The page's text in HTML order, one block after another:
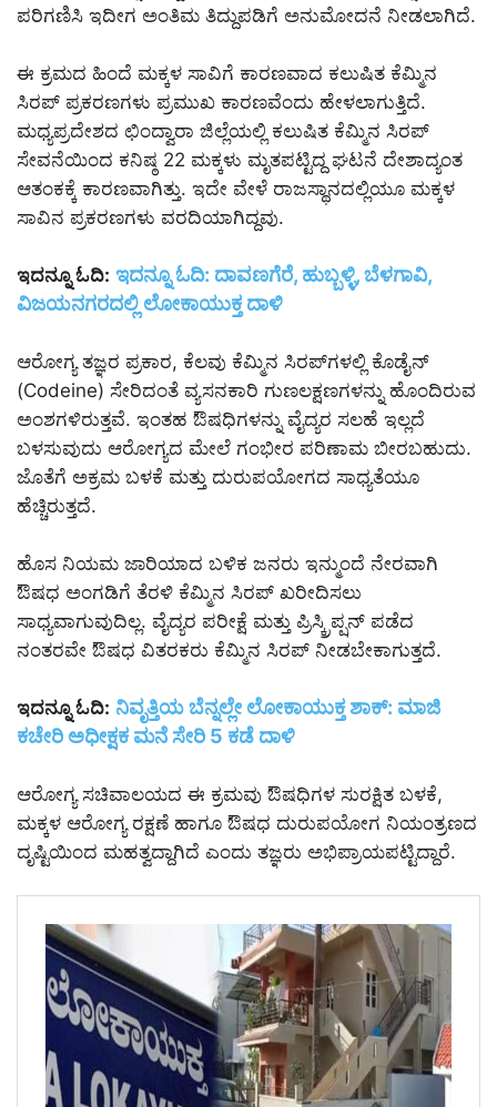
ಪರಿಗಣಿಸಿ ಇದೀಗ ಅಂತಿಮ ತಿದ್ದುಪಡಿಗೆ ಅನುಮೋದನೆ ನೀಡಲಾಗಿದೆ.
ಈ ಕ್ರಮದ ಹಿಂದೆ ಮಕ್ಕಳ ಸಾವಿಗೆ ಕಾರಣವಾದ ಕಲುಷಿತ ಕೆಮ್ಮಿನ
ಸಿರಪ್ ಪ್ರಕರಣಗಳು ಪ್ರಮುಖ ಕಾರಣವೆಂದು ಹೇಳಲಾಗುತ್ತಿದೆ.
ಮಧ್ಯಪ್ರದೇಶದ ಛಿಂದ್ವಾರಾ ಜಿಲ್ಲೆಯಲ್ಲಿ ಕಲುಷಿತ ಕೆಮ್ಮಿನ ಸಿರಪ್
ಸೇವನೆಯಿಂದ ಕನಿಷ್ಠ 22 ಮಕ್ಕಳು ಮೃತಪಟ್ಟಿದ್ದ ಘಟನೆ ದೇಶಾದ್ಯಂತ
ಆತಂಕಕ್ಕೆ ಕಾರಣವಾಗಿತ್ತು. ಇದೇ ವೇಳೆ ರಾಜಸ್ಥಾನದಲ್ಲಿಯೂ ಮಕ್ಕಳ
ಸಾವಿನ ಪ್ರಕರಣಗಳು ವರದಿಯಾಗಿದ್ದವು.
ಇದನ್ನೂ ಓದಿ: ಇದನ್ನೂ ಓದಿ: ದಾವಣಗೆರೆ, ಹುಬ್ಬಳ್ಳಿ, ಬೆಳಗಾವಿ,
ವಿಜಯನಗರದಲ್ಲಿ ಲೋಕಾಯುಕ್ತ ದಾಳಿ
ಆರೋಗ್ಯ ತಜ್ಞರ ಪ್ರಕಾರ, ಕೆಲವು ಕೆಮ್ಮಿನ ಸಿರಪ್‌ಗಳಲ್ಲಿ ಕೊಡೈನ್
(Codeine) ಸೇರಿದಂತೆ ವ್ಯಸನಕಾರಿ ಗುಣಲಕ್ಷಣಗಳನ್ನು ಹೊಂದಿರುವ
ಅಂಶಗಳಿರುತ್ತವೆ. ಇಂತಹ ಔಷಧಿಗಳನ್ನು ವೈದ್ಯರ ಸಲಹೆ ಇಲ್ಲದೆ
ಬಳಸುವುದು ಆರೋಗ್ಯದ ಮೇಲೆ ಗಂಭೀರ ಪರಿಣಾಮ ಬೀರಬಹುದು.
ಜೊತೆಗೆ ಅಕ್ರಮ ಬಳಕೆ ಮತ್ತು ದುರುಪಯೋಗದ ಸಾಧ್ಯತೆಯೂ
ಹೆಚ್ಚಿರುತ್ತದೆ.
ಹೊಸ ನಿಯಮ ಜಾರಿಯಾದ ಬಳಿಕ ಜನರು ಇನ್ಮುಂದೆ ನೇರವಾಗಿ
ಔಷಧ ಅಂಗಡಿಗೆ ತೆರಳಿ ಕೆಮ್ಮಿನ ಸಿರಪ್ ಖರೀದಿಸಲು
ಸಾಧ್ಯವಾಗುವುದಿಲ್ಲ. ವೈದ್ಯರ ಪರೀಕ್ಷೆ ಮತ್ತು ಪ್ರಿಸ್ಕ್ರಿಪ್ಷನ್ ಪಡೆದ
ನಂತರವೇ ಔಷಧ ವಿತರಕರು ಕೆಮ್ಮಿನ ಸಿರಪ್ ನೀಡಬೇಕಾಗುತ್ತದೆ.
ಇದನ್ನೂ ಓದಿ: ನಿವೃತ್ತಿಯ ಬೆನ್ನಲ್ಲೇ ಲೋಕಾಯುಕ್ತ ಶಾಕ್: ಮಾಜಿ
ಕಚೇರಿ ಅಧೀಕ್ಷಕ ಮನೆ ಸೇರಿ 5 ಕಡೆ ದಾಳಿ
ಆರೋಗ್ಯ ಸಚಿವಾಲಯದ ಈ ಕ್ರಮವು ಔಷಧಿಗಳ ಸುರಕ್ಷಿತ ಬಳಕೆ,
ಮಕ್ಕಳ ಆರೋಗ್ಯ ರಕ್ಷಣೆ ಹಾಗೂ ಔಷಧ ದುರುಪಯೋಗ ನಿಯಂತ್ರಣದ
ದೃಷ್ಟಿಯಿಂದ ಮಹತ್ವದ್ದಾಗಿದೆ ಎಂದು ತಜ್ಞರು ಅಭಿಪ್ರಾಯಪಟ್ಟಿದ್ದಾರೆ.